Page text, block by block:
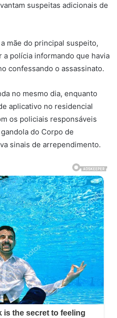
suspeitas adicionais de
mãe do principal suspeito,
a polícia informando que havia
confessando o assassinato.
no mesmo dia, enquanto
aplicativo no residencial
os policiais responsáveis
do Corpo de
sinais de arrependimento.